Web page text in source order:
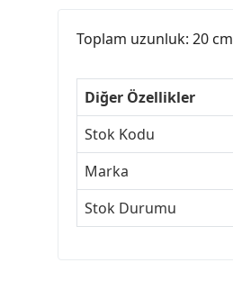
Toplam uzunluk: 20 cm
Diğer Özellikler
Stok Kodu
Marka
Stok Durumu